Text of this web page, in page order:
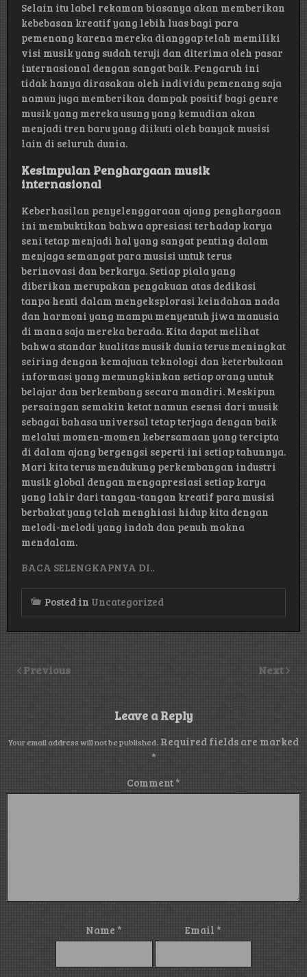
Selain itu label rekaman biasanya akan memberikan
kebebasan kreatif yang lebih luas bagi para
pemenang karena mereka dianggap telah memiliki
visi musik yang sudah teruji dan diterima oleh pasar
internasional dengan sangat baik. Pengaruh ini
tidak hanya dirasakan oleh individu pemenang saja
namun juga memberikan dampak positif bagi genre
musik yang mereka usung yang kemudian akan
menjadi tren baru yang diikuti oleh banyak musisi
lain di seluruh dunia.
Kesimpulan Penghargaan musik
internasional
Keberhasilan penyelenggaraan ajang penghargaan
ini membuktikan bahwa apresiasi terhadap karya
seni tetap menjadi hal yang sangat penting dalam
menjaga semangat para musisi untuk terus
berinovasi dan berkarya. Setiap piala yang
diberikan merupakan pengakuan atas dedikasi
tanpa henti dalam mengeksplorasi keindahan nada
dan harmoni yang mampu menyentuh jiwa manusia
di mana saja mereka berada. Kita dapat melihat
bahwa standar kualitas musik dunia terus meningkat
seiring dengan kemajuan teknologi dan keterbukaan
informasi yang memungkinkan setiap orang untuk
belajar dan berkembang secara mandiri. Meskipun
persaingan semakin ketat namun esensi dari musik
sebagai bahasa universal tetap terjaga dengan baik
melalui momen-momen kebersamaan yang tercipta
di dalam ajang bergengsi seperti ini setiap tahunnya.
Mari kita terus mendukung perkembangan industri
musik global dengan mengapresiasi setiap karya
yang lahir dari tangan-tangan kreatif para musisi
berbakat yang telah menghiasi hidup kita dengan
melodi-melodi yang indah dan penuh makna
mendalam.
BACA SELENGKAPNYA DI..
Posted in Uncategorized
Previous Next
Leave a Reply
Your email address will not be published. Required fields are marked
*
Comment *
Name* Email *